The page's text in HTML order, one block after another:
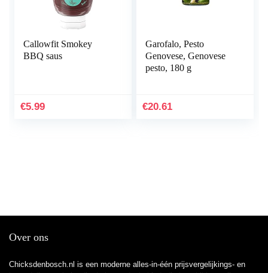
Callowfit Smokey
BBQ saus
€5.99
Garofalo, Pesto
Genovese, Genovese
pesto, 180 g
€20.61
Over ons
Chicksdenbosch.nl is een moderne alles-in-één prijsvergelijkings- en